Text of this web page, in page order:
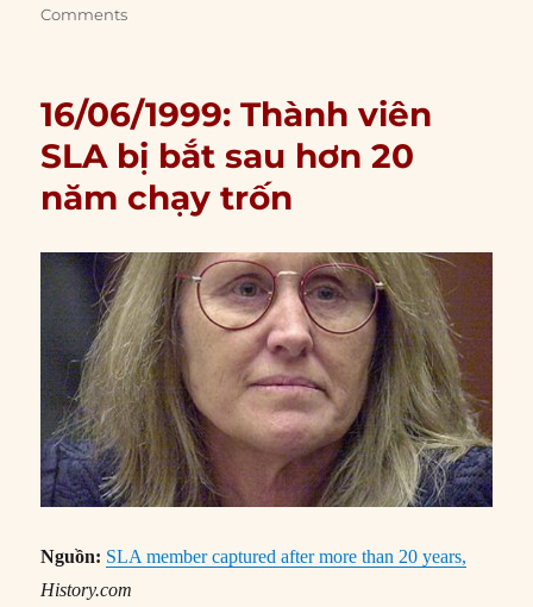
Comments
16/06/1999: Thành viên
SLA bị bắt sau hơn 20
năm chạy trốn
Nguồn: SLA member captured after more than 20 years,
History.com